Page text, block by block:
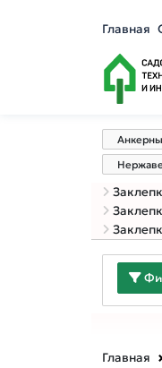
Главная
Главная